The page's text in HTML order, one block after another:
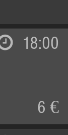
18:00
6 €